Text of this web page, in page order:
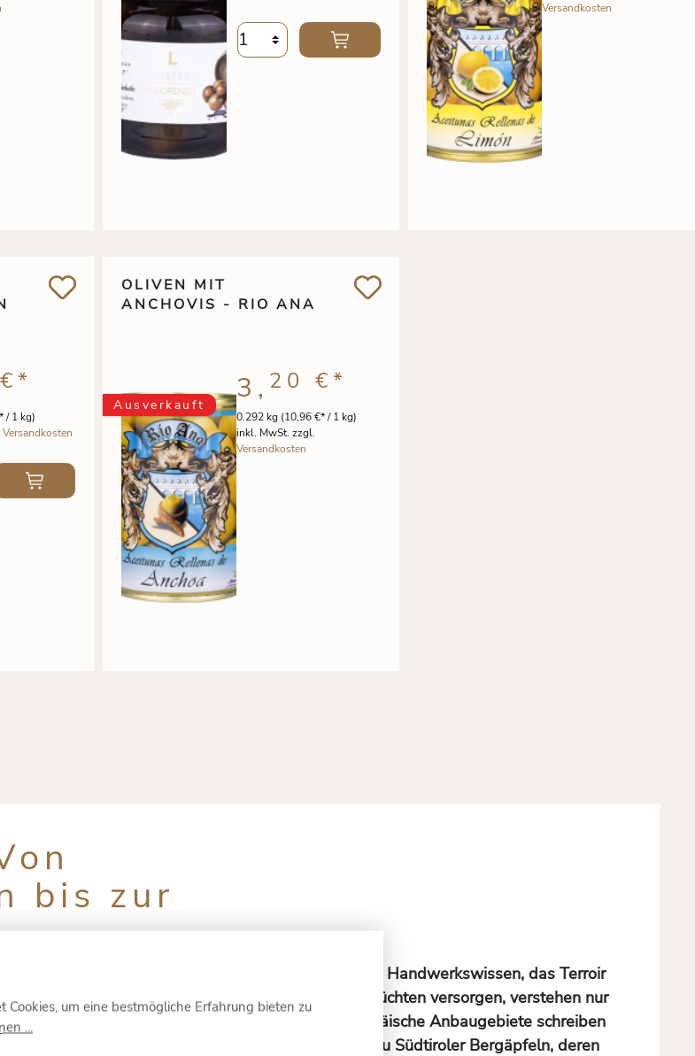
Versandkosten
/ 1 kg)
Versandkosten
*
OLIVEN MIT
ANCHOVIS - RIO ANA
Ausverkauft
0.292 kg (10,96 €* / 1 kg)
inkl. MwSt. zzgl.
Versandkosten
3, 20 €*
bis zur
entschlüsseln, sondern über jahrhundertealtes Handwerkswissen, das Terroir
das ganze Jahr über mit vermeintlich perfekten Früchten versorgen, verstehen nur
und charakteristischen Aromen ausdrückt. Europäische Anbaugebiete schreiben
die ihre Süße vulkanischen Böden verdanken, bis zu Südtiroler Bergäpfeln, deren
Cookies, um eine bestmögliche Erfahrung bieten zu
...